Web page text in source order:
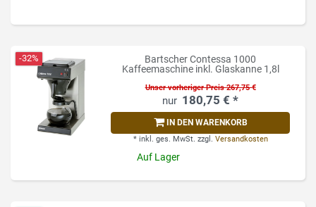
-32%
Bartscher Contessa 1000
Kaffeemaschine inkl. Glaskanne 1,8l
Unser vorheriger Preis 267,75 €
180,75 € *
IN DEN WARENKORB
* inkl. ges. MwSt. zzgl. Versandkosten
Auf Lager